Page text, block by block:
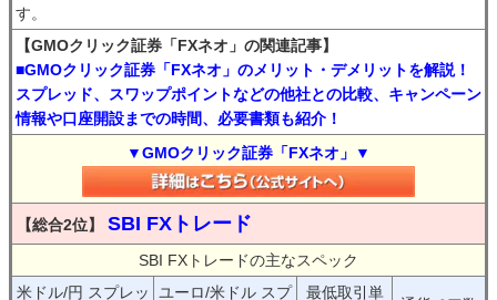
す。
【GMOクリック証券「FXネオ」の関連記事】
■GMOクリック証券「FXネオ」のメリット・デメリットを解説！
スプレッド、スワップポイントなどの他社との比較、キャンペーン
情報や口座開設までの時間、必要書類も紹介！
▼GMOクリック証券「FXネオ」▼
【総合2位】 SBI FXトレード
SBI FXトレードの主なスペック
米ドル/円 スプレッ
ユーロ/米ドル スプ
最低取引単